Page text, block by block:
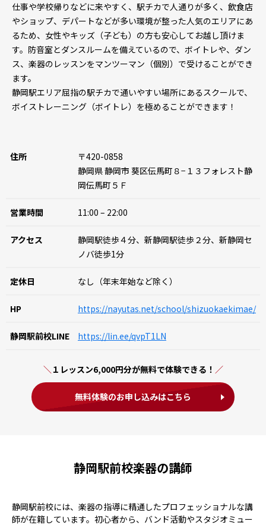
仕事や学校帰りなどに来やすく、駅チカで人通りが多く、飲食店
やショップ、デパートなどが多い環境が整った人気のエリアにあ
るため、女性やキッズ（子ども）の方も安心してお越し頂けま
す。防音室とダンスルームを備えているので、ボイトレや、ダン
ス、楽器のレッスンをマンツーマン（個別）で受けることができ
ます。
静岡駅エリア屈指の駅チカで通いやすい場所にあるスクールで、
ボイストレーニング（ボイトレ）を極めることができます！
住所
〒420-0858
静岡県 静岡市 葵区伝馬町８−１３フォレスト静
岡伝馬町５Ｆ
営業時間 11:00 – 22:00
アクセス
静岡駅徒歩４分、新静岡駅徒歩２分、新静岡セ
ノバ徒歩1分
定休日 なし（年末年始など除く）
HP https://nayutas.net/school/shizuokaekimae/
静岡駅前校LINE https://lin.ee/qvpT1LN
１レッスン6,000円分が無料で体験できる！
無料体験のお申し込みはこちら
静岡駅前校楽器の講師
静岡駅前校には、楽器の指導に精通したプロフェッショナルな講
師が在籍しています。初心者から、バンド活動やスタジオミュー